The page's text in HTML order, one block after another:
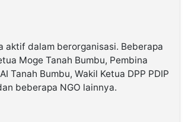
aktif dalam berorganisasi. Beberapa
Moge Tanah Bumbu, Pembina
Tanah Bumbu, Wakil Ketua DPP PDIP
beberapa NGO lainnya.